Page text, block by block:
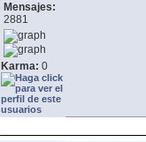
Mensajes:
2881
Karma: 0